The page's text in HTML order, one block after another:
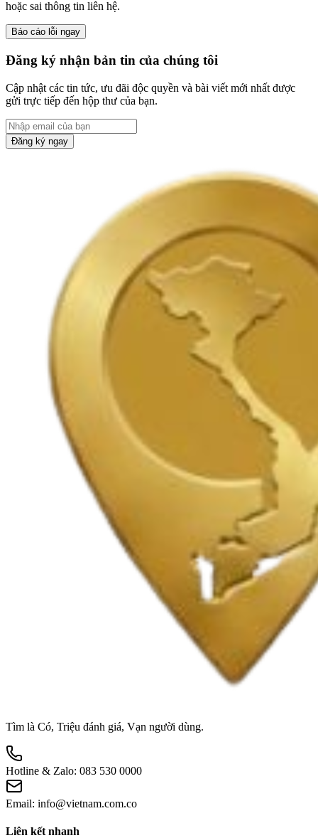
hoặc sai thông tin liên hệ.
Báo cáo lỗi ngay
Đăng ký nhận bản tin của chúng tôi
Cập nhật các tin tức, ưu đãi độc quyền và bài viết mới nhất được
gửi trực tiếp đến hộp thư của bạn.
Đăng ký ngay
Tìm là Có, Triệu đánh giá, Vạn người dùng.
Hotline & Zalo: 083 530 0000
Email: info@vietnam.com.co
Liên kết nhanh